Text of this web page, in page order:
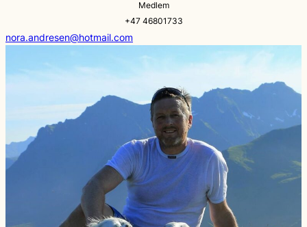
Medlem
+47 46801733
nora.andresen@hotmail.com